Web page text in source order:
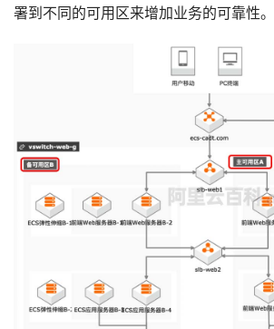
署到不同的可用区来增加业务的可靠性。